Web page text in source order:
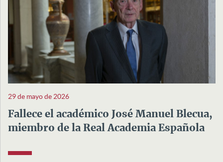
29 de mayo de 2026
Fallece el académico José Manuel Blecua,
miembro de la Real Academia Española